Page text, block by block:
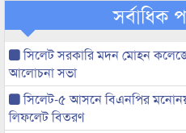
সর্বাধিক
সিলেট সরকারি মদন মোহন
আলোচনা সভা
সিলেট-৫ আসনে বিএনপির
লিফলেট বিতরণ